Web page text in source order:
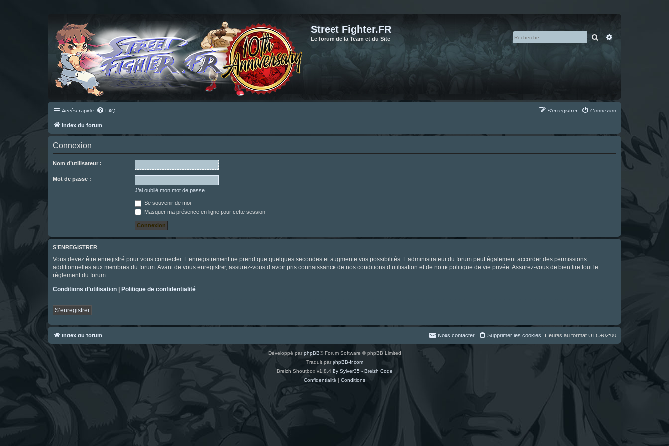
Street Fighter.FR
Le forum de la Team et du Site Rechercher
Accès rapide FAQ Connexion
S’enregistrer
Index du forum
Connexion
Nom d’utilisateur :
Mot de passe :
J’ai oublié mon mot de passe
Se souvenir de moi
Masquer ma présence en ligne pour cette session
S’ENREGISTRER
Vous devez être enregistré pour vous connecter. L’enregistrement ne prend que quelques secondes et augmente vos possibilités. L’administrateur du forum peut également accorder des permissions
additionnelles aux membres du forum. Avant de vous enregistrer, assurez-vous d’avoir pris connaissance de nos conditions d’utilisation et de notre politique de vie privée. Assurez-vous de bien lire tout le
règlement du forum.
Conditions d’utilisation | Politique de confidentialité
S’enregistrer
Index du forum Heures au format UTC+02:00
Supprimer les cookies
Nous contacter
Développé par phpBB® Forum Software © phpBB Limited
Traduit parphpBB-fr.com
Breizh Shoutbox v1.8.4 By Sylver35 - Breizh Code
Confidentialité | Conditions